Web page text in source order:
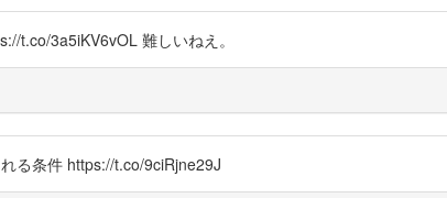
t.co/3a5iKV6vOL 難しいねえ。
る条件 https://t.co/9ciRjne29J